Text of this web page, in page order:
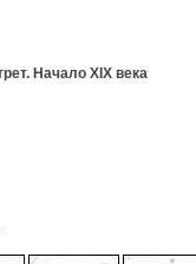
Начало ХIХ века